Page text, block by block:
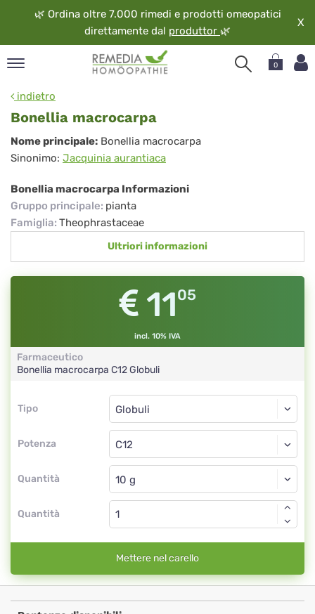
🌿 Ordina oltre 7.000 rimedi e prodotti omeopatici
direttamente dal produttor 🌿
X
0
indietro
Bonellia macrocarpa
Bonellia
macrocarpa
Nome principale: Bonellia macrocarpa
Sinonimo: Jacquinia aurantiaca
Bonellia macrocarpa Informazioni
Gruppo principale: pianta
Famiglia: Theophrastaceae
Ultriori informazioni
1105
incl. 10% IVA
Farmaceutico
Bonellia macrocarpa C12Globuli
Tipo
Tipo
Potenza
Globuli
C12
Quantità
Globuli
Quantità
Mettere nel carello